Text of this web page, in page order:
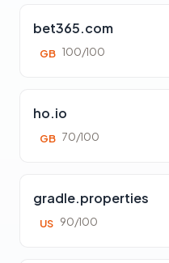
bet365.com
GB 100/100
ho.io
GB 70/100
gradle.properties
US 90/100